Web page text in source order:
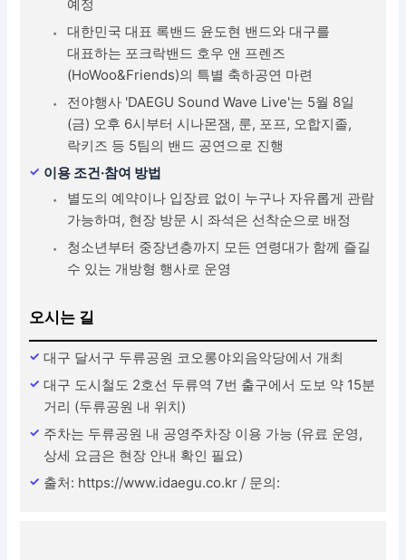
예정
대한민국 대표 록밴드 윤도현 밴드와 대구를
대표하는 포크락밴드 호우 앤 프렌즈
(HoWoo&Friends)의 특별 축하공연 마련
전야행사 'DAEGU Sound Wave Live'는 5월 8일
(금) 오후 6시부터 시나몬잼, 룬, 포프, 오합지졸,
락키즈 등 5팀의 밴드 공연으로 진행
이용 조건·참여 방법
별도의 예약이나 입장료 없이 누구나 자유롭게 관람
가능하며, 현장 방문 시 좌석은 선착순으로 배정
청소년부터 중장년층까지 모든 연령대가 함께 즐길
수 있는 개방형 행사로 운영
오시는 길
대구 달서구 두류공원 코오롱야외음악당에서 개최
대구 도시철도 2호선 두류역 7번 출구에서 도보 약 15분
거리 (두류공원 내 위치)
주차는 두류공원 내 공영주차장 이용 가능 (유료 운영,
상세 요금은 현장 안내 확인 필요)
출처: https://www.idaegu.co.kr / 문의: